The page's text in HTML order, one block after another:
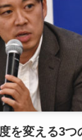
を変える3つ